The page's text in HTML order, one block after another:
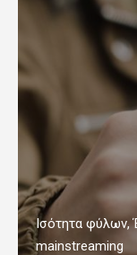
Ισότητα φύλων,
mainstreaming